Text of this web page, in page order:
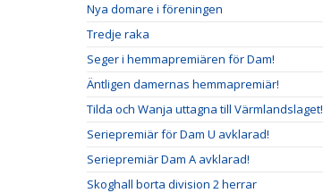
Nya domare i föreningen
Tredje raka
Seger i hemmapremiären för Dam!
Äntligen damernas hemmapremiär!
Tilda och Wanja uttagna till Värmlandslaget!
Seriepremiär för Dam U avklarad!
Seriepremiär Dam A avklarad!
Skoghall borta division 2 herrar